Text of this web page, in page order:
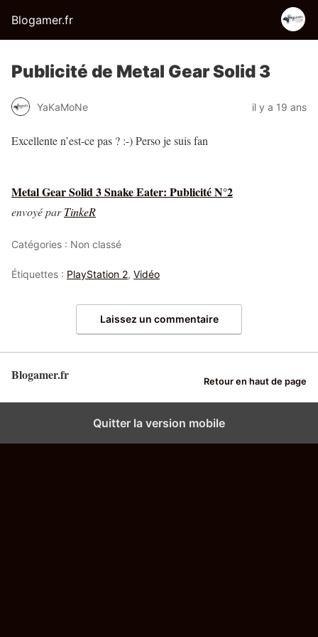
Blogamer.fr
Publicité de Metal Gear Solid 3
YaKaMoNe il y a 19 ans
Excellente n’est-ce pas ? :-) Perso je suis fan
Metal Gear Solid 3 Snake Eater: Publicité N°2
envoyé parTinkeR
Catégories : Non classé
Étiquettes : PlayStation 2, Vidéo
Laissez un commentaire
Blogamer.fr Retour en haut de page
Quitter la version mobile